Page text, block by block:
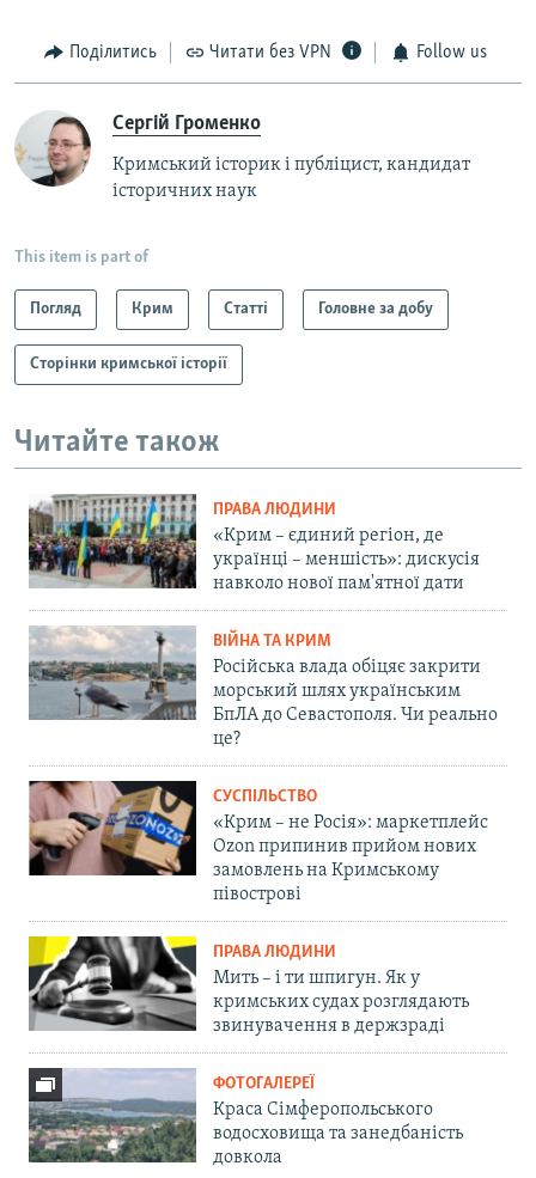
Поділитись Читати без VPN Follow us
Сергій Громенко
Кримський історик і публіцист, кандидат
історичних наук
This item is part of
Погляд Крим Статті Головне за добу
Сторінки кримської історії
Читайте також
ПРАВА ЛЮДИНИ
«Крим – єдиний регіон, де
українці – меншість»: дискусія
навколо нової пам'ятної дати
ВІЙНА ТА КРИМ
Російська влада обіцяє закрити
морський шлях українським
БпЛА до Севастополя. Чи реально
це?
СУСПІЛЬСТВО
«Крим – не Росія»: маркетплейс
Ozon припинив прийом нових
замовлень на Кримському
півострові
ПРАВА ЛЮДИНИ
Мить – і ти шпигун. Як у
кримських судах розглядають
звинувачення в держзраді
ФОТОГАЛЕРЕЇ
Краса Сімферопольського
водосховища та занедбаність
довкола